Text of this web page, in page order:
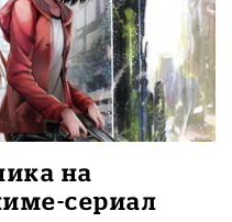
на
сериал